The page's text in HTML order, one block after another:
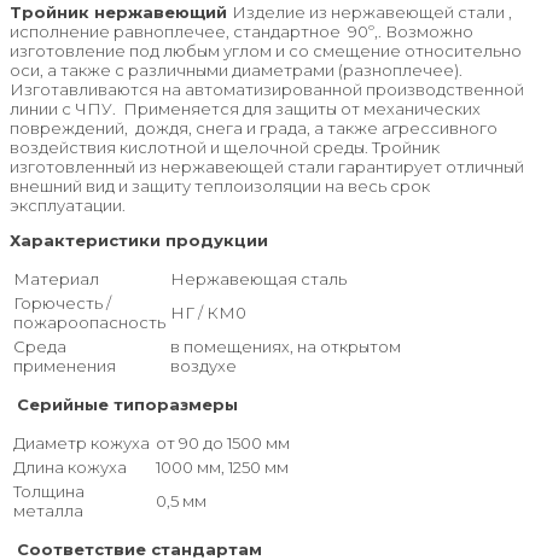
Тройник нержавеющий Изделие из нержавеющей стали ,
исполнение равноплечее, стандартное 90º,. Возможно
изготовление под любым углом и со смещение относительно
оси, а также с различными диаметрами (разноплечее).
Изготавливаются на автоматизированной производственной
линии с ЧПУ. Применяется для защиты от механических
повреждений, дождя, снега и града, а также агрессивного
воздействия кислотной и щелочной среды. Тройник
изготовленный из нержавеющей стали гарантирует отличный
внешний вид и защиту теплоизоляции на весь срок
эксплуатации.
Характеристики продукции
Материал
Нержавеющая сталь
Горючесть /
пожароопасность НГ / КМ0
Среда
применения
в помещениях, на открытом
воздухе
Серийные типоразмеры
Диаметр кожуха от 90 до 1500 мм
Длина кожуха
1000 мм, 1250 мм
Толщина
металла
0,5 мм
Соответствие стандартам